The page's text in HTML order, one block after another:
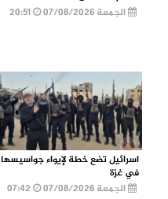
الجمعة 07/08/2026
اسرائيل تضع خطة لإيواء جواسيسها
في غزة
الجمعة 07/08/2026